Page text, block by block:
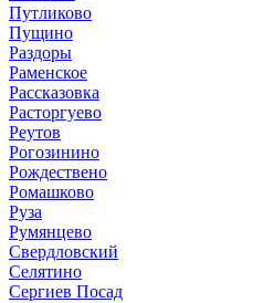
Путликово
Пущино
Раздоры
Раменское
Рассказовка
Расторгуево
Реутов
Рогозинино
Рождествено
Ромашково
Руза
Румянцево
Свердловский
Селятино
Сергиев Посад